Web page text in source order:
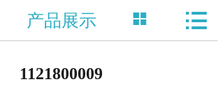
网站首页
产品展示  
1121800009